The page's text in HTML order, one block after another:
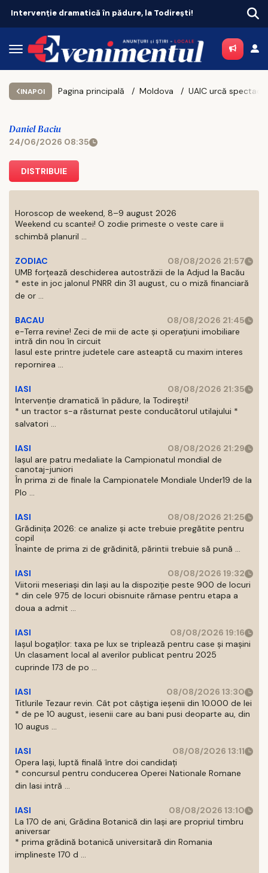
la Todirești!
INAPOI Pagina principală Moldova
Daniel Baciu
24/06/2026 08:35
DISTRIBUIE
Horoscop de weekend, 8–9 august 2026
Weekend cu scantei! O zodie primeste o veste care ii
schimbă planuril ...
ZODIAC
08/08/2026 21:57
UMB forțează deschiderea autostrăzii de la Adjud la Bacău
* este in joc jalonul PNRR din 31 august, cu o miză financiară
de or ...
BACAU
08/08/2026 21:45
e-Terra revine! Zeci de mii de acte și operațiuni imobiliare
intră din nou în circuit
Iasul este printre judetele care asteaptă cu maxim interes
repornirea ...
IASI
08/08/2026 21:35
Intervenție dramatică în pădure, la Todirești!
* un tractor s-a răsturnat peste conducătorul utilajului *
salvatori ...
IASI
08/08/2026 21:29
Iaşul are patru medaliate la Campionatul mondial de
canotaj-juniori
În prima zi de finale la Campionatele Mondiale Under19 de la
Plo ...
IASI
08/08/2026 21:25
Grădinița 2026: ce analize și acte trebuie pregătite pentru
copil
Înainte de prima zi de grădinită, părintii trebuie să pună ...
IASI
08/08/2026 19:32
Viitorii meseriași din Iași au la dispoziție peste 900 de locuri
* din cele 975 de locuri obisnuite rămase pentru etapa a
doua a admit ...
IASI
08/08/2026 19:16
Iașul bogaților: taxa pe lux se triplează pentru case și mașini
Un clasament local al averilor publicat pentru 2025
cuprinde 173 de po ...
IASI
08/08/2026 13:30
Titlurile Tezaur revin. Cât pot câștiga ieșenii din 10.000 de lei
* de pe 10 august, iesenii care au bani pusi deoparte au, din
10 augus ...
IASI
08/08/2026 13:11
Opera Iași, luptă finală între doi candidați
* concursul pentru conducerea Operei Nationale Romane
din Iasi intră ...
IASI
08/08/2026 13:10
La 170 de ani, Grădina Botanică din Iași are propriul timbru
aniversar
* prima grădină botanică universitară din Romania
implineste 170 d ...